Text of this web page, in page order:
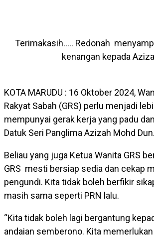
Terimakasih….. Redonah
kenangan kepada
KOTA MARUDU : 16 Oktober 2024,
Rakyat Sabah (GRS) perlu menjadi
mempunyai gerak kerja yang padu
Datuk Seri Panglima Azizah Mohd Dun.
Beliau yang juga Ketua Wanita GRS
GRS mesti bersiap sedia dan cekap
pengundi. Kita tidak boleh berfikir
masih sama seperti PRN lalu.
“Kita tidak boleh lagi bergantung
andaian semberono. Kita